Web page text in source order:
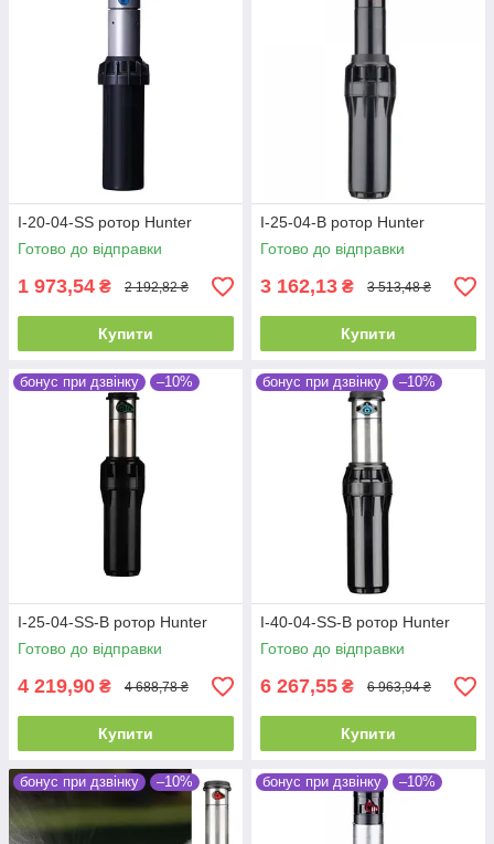
I-20-04-SS ротор Hunter
Готово до відправки
1 973,54 ₴ 2 192,82 ₴
Купити
I-25-04-B ротор Hunter
Готово до відправки
3 162,13 ₴ 3 513,48 ₴
Купити
бонус при дзвінку –10%
I-25-04-SS-B ротор Hunter
Готово до відправки
4 219,90 ₴ 4 688,78 ₴
Купити
бонус при дзвінку –10%
I-40-04-SS-B ротор Hunter
Готово до відправки
6 267,55 ₴ 6 963,94 ₴
Купити
бонус при дзвінку –10% бонус при дзвінку –10%